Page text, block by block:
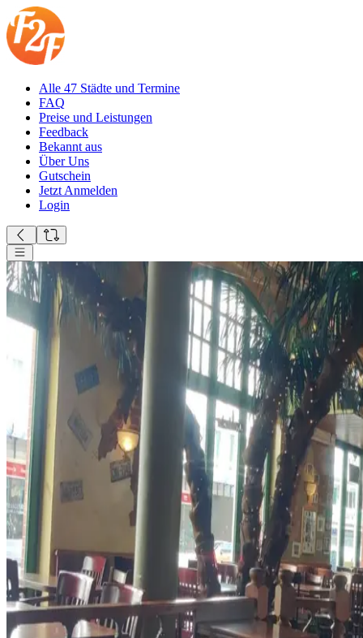
Alle 47 Städte und Termine
FAQ
Preise und Leistungen
Feedback
Bekannt aus
Über Uns
Gutschein
Jetzt Anmelden
Login